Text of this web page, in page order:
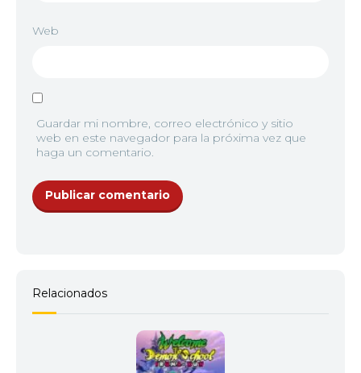
Web
Guardar mi nombre, correo electrónico y sitio
web en este navegador para la próxima vez que
haga un comentario.
Relacionados